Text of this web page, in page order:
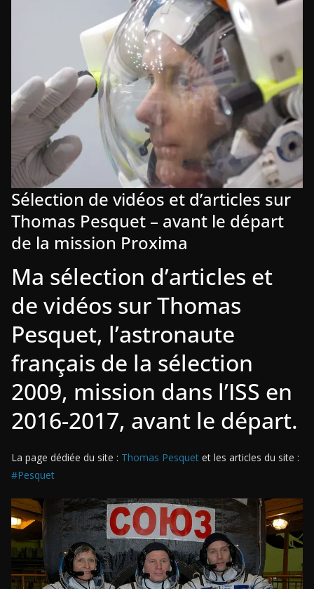
Sélection de vidéos et d’articles sur
Thomas Pesquet – avant le départ
de la mission Proxima
Ma sélection d’articles et
de vidéos sur Thomas
Pesquet, l’astronaute
français de la sélection
2009, mission dans l’ISS en
2016-2017, avant le départ.
La page dédiée du site : Thomas Pesquet et les articles du site :
#Pesquet